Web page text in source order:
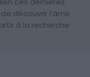
découvrir l’âme
à la recherche